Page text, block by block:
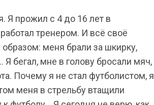
Я прожил с 4 до 16 лет в
тренером. И всё своё
меня брали за шкирку,
бегал, мне в голову бросали мяч,
Почему я не стал футболистом, я
меня в стрельбу втащили